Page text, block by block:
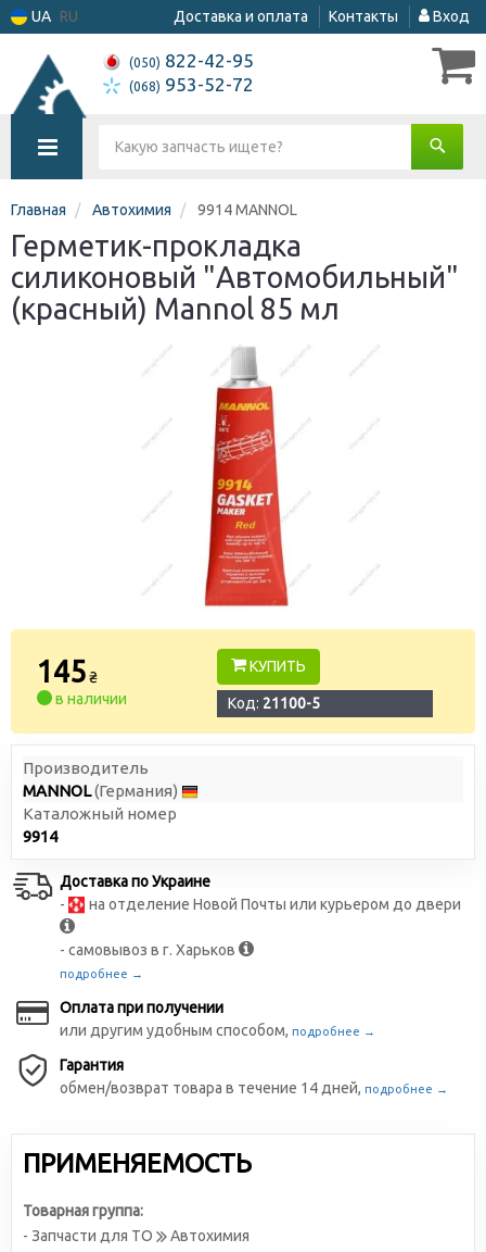
UA RU Доставка и оплата Контакты Вход
(050) 822-42-95
(068) 953-52-72
Главная Автохимия 9914 MANNOL
Герметик-прокладка
силиконовый "Автомобильный"
(красный) Mannol 85 мл
145₴
в наличии
КУПИТЬ
Код: 21100-5
Производитель
MANNOL(Германия)
Каталожный номер
9914
Доставка по Украине
-
на отделение Новой Почты или курьером до двери
- самовывоз в г. Харьков
подробнее →
Оплата при получении
или другим удобным способом, подробнее →
Гарантия
обмен/возврат товара в течение 14 дней, подробнее →
ПРИМЕНЯЕМОСТЬ
Товарная группа:
- Запчасти для ТО
Автохимия